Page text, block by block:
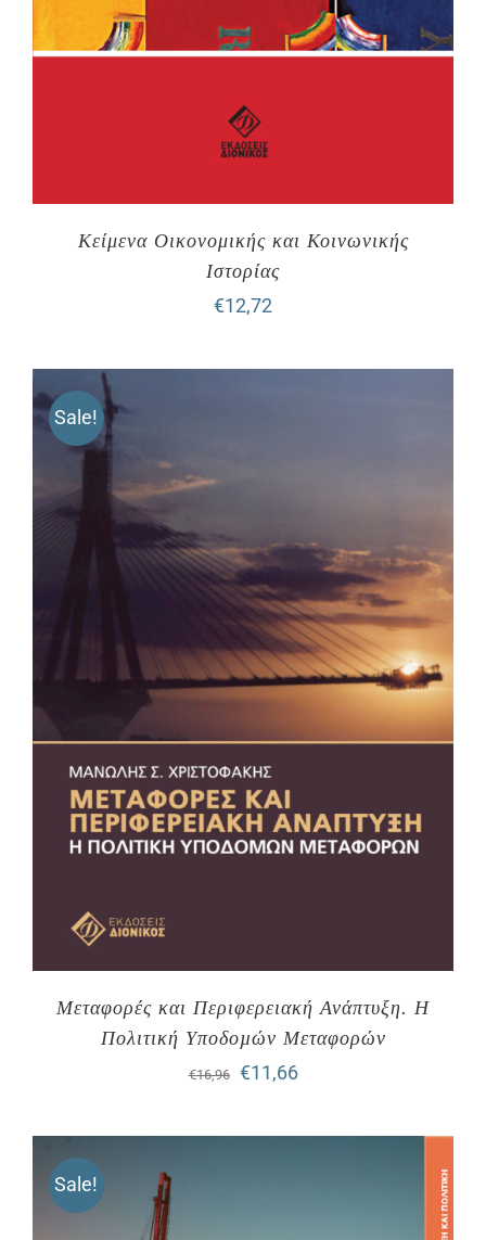
Κείμενα Οικονομικής και Κοινωνικής
Ιστορίας
€12,72
Sale!
Μεταφορές και Περιφερειακή Ανάπτυξη. Η
Πολιτική Υποδοµών Μεταφορών
€16,96
Original
€11,66Η
Sale!